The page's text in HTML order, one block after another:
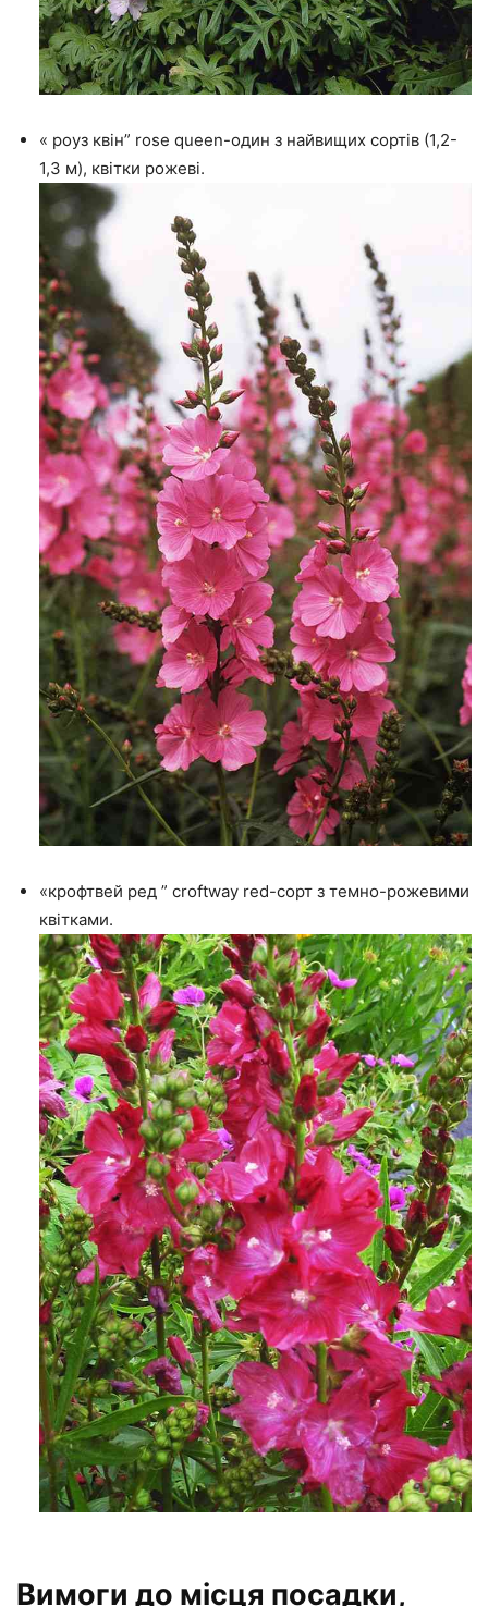
« роуз квін” rose queen-один з найвищих сортів (1,2-
1,3 м), квітки рожеві.
«крофтвей ред ” croftway red-сорт з темно-рожевими
квітками.
Вимоги до місця посадки,